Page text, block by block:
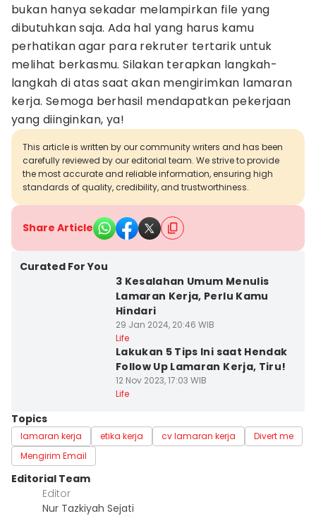
bukan hanya sekadar melampirkan file yang
dibutuhkan saja. Ada hal yang harus kamu
perhatikan agar para rekruter tertarik untuk
melihat berkasmu. Silakan terapkan langkah-
langkah di atas saat akan mengirimkan lamaran
kerja. Semoga berhasil mendapatkan pekerjaan
yang diinginkan, ya!
This article is written by our community writers and has been
carefully reviewed by our editorial team. We strive to provide
the most accurate and reliable information, ensuring high
standards of quality, credibility, and trustworthiness.
Share Article
Curated For You
3 Kesalahan Umum Menulis
Lamaran Kerja, Perlu Kamu
Hindari
29 Jan 2024, 20:46 WIB
Life
Lakukan 5 Tips Ini saat Hendak
Follow Up Lamaran Kerja, Tiru!
12 Nov 2023, 17:03 WIB
Life
Topics
lamaran kerja etika kerja cv lamaran kerja
Divert me
Mengirim Email
Editorial Team
Editor
Nur Tazkiyah Sejati